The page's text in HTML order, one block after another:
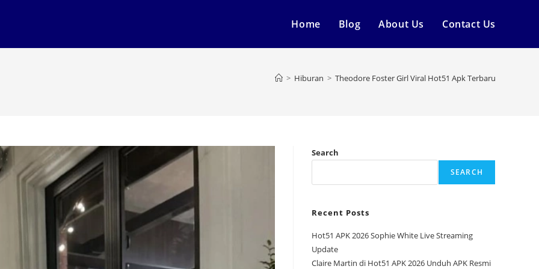
Home Blog About Us Contact Us
> Hiburan > Theodore Foster Girl Viral Hot51 Apk Terbaru
Search
SEARCH
Recent Posts
Hot51 APK 2026 Sophie White Live Streaming
Update
Claire Martin di Hot51 APK 2026 Unduh APK Resmi